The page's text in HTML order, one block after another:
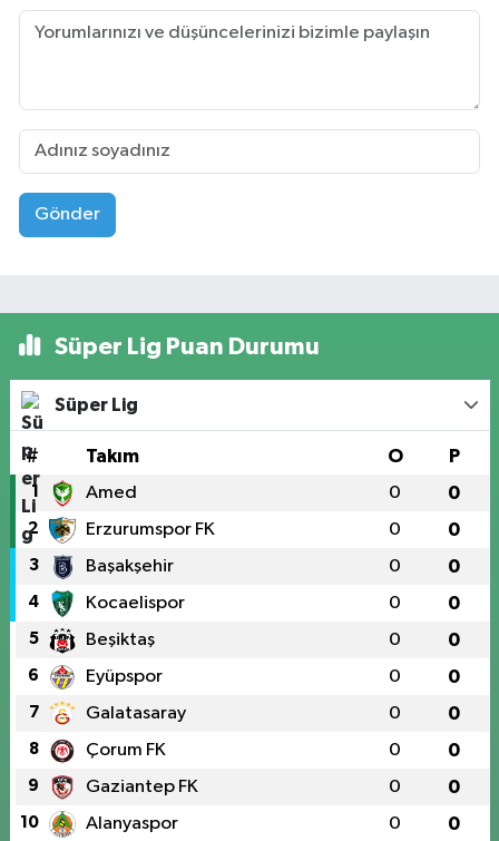
Gönder
Süper Lig Puan Durumu
Süper Lig
# Takım O P
1 Amed 0 0
2 Erzurumspor FK 0 0
3 Başakşehir 0 0
4 Kocaelispor 0 0
5 Beşiktaş 0 0
6 Eyüpspor 0 0
7 Galatasaray 0 0
8 Çorum FK 0 0
9 Gaziantep FK 0 0
10 Alanyaspor 0 0